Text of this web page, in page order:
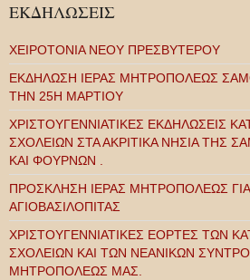
ΕΚΔΗΛΩΣΕΙΣ
ΧΕΙΡΟΤΟΝΙΑ ΝΕΟΥ ΠΡΕΣΒΥΤΕΡΟΥ
ΕΚΔΗΛΩΣΗ ΙΕΡΑΣ ΜΗΤΡΟΠΟΛΕΩΣ
ΤΗΝ 25Η ΜΑΡΤΙΟΥ
ΧΡΙΣΤΟΥΓΕΝΝΙΑΤΙΚΕΣ ΕΚΔΗΛΩΣΕΙΣ
ΣΧΟΛΕΙΩΝ ΣΤΑ ΑΚΡΙΤΙΚΑ ΝΗΣΙΑ ΤΗΣ
ΚΑΙ ΦΟΥΡΝΩΝ .
ΠΡΟΣΚΛΗΣΗ ΙΕΡΑΣ ΜΗΤΡΟΠΟΛΕΩΣ
ΑΓΙΟΒΑΣΙΛΟΠΙΤΑΣ
ΧΡΙΣΤΟΥΓΕΝΝΙΑΤΙΚΕΣ ΕΟΡΤΕΣ ΤΩΝ
ΣΧΟΛΕΙΩΝ ΚΑΙ ΤΩΝ ΝΕΑΝΙΚΩΝ
ΜΗΤΡΟΠΟΛΕΩΣ ΜΑΣ.